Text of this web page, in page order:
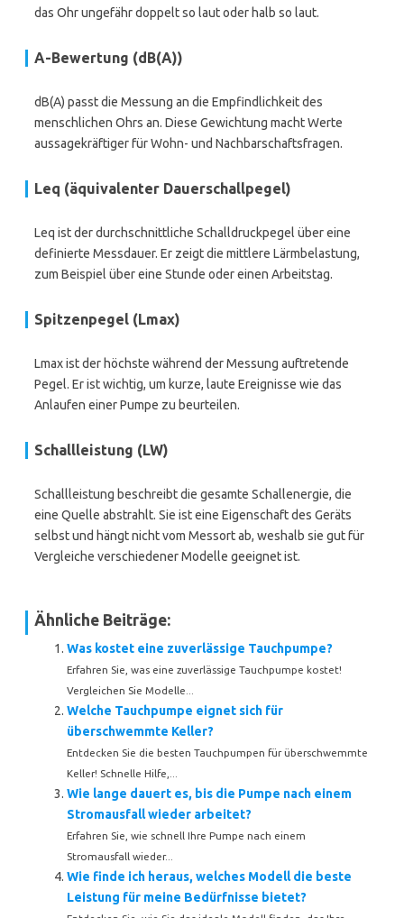
das Ohr ungefähr doppelt so laut oder halb so laut.
A-Bewertung (dB(A))
dB(A) passt die Messung an die Empfindlichkeit des
menschlichen Ohrs an. Diese Gewichtung macht Werte
aussagekräftiger für Wohn- und Nachbarschaftsfragen.
Leq (äquivalenter Dauerschallpegel)
Leq ist der durchschnittliche Schalldruckpegel über eine
definierte Messdauer. Er zeigt die mittlere Lärmbelastung,
zum Beispiel über eine Stunde oder einen Arbeitstag.
Spitzenpegel (Lmax)
Lmax ist der höchste während der Messung auftretende
Pegel. Er ist wichtig, um kurze, laute Ereignisse wie das
Anlaufen einer Pumpe zu beurteilen.
Schallleistung (LW)
Schallleistung beschreibt die gesamte Schallenergie, die
eine Quelle abstrahlt. Sie ist eine Eigenschaft des Geräts
selbst und hängt nicht vom Messort ab, weshalb sie gut für
Vergleiche verschiedener Modelle geeignet ist.
Ähnliche Beiträge:
Was kostet eine zuverlässige Tauchpumpe?
Erfahren Sie, was eine zuverlässige Tauchpumpe kostet!
Vergleichen Sie Modelle...
Welche Tauchpumpe eignet sich für
überschwemmte Keller?
Entdecken Sie die besten Tauchpumpen für überschwemmte
Keller! Schnelle Hilfe,...
Wie lange dauert es, bis die Pumpe nach einem
Stromausfall wieder arbeitet?
Erfahren Sie, wie schnell Ihre Pumpe nach einem
Stromausfall wieder...
Wie finde ich heraus, welches Modell die beste
Leistung für meine Bedürfnisse bietet?